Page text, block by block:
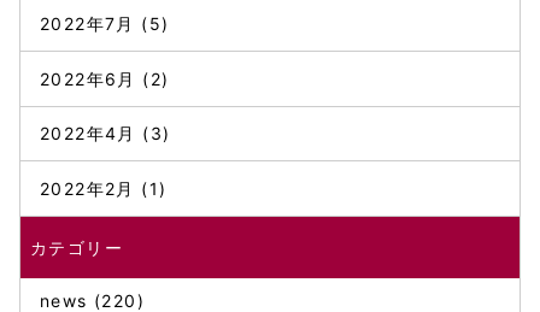
2022年7月 (5)
2022年6月 (2)
2022年4月 (3)
2022年2月 (1)
カテゴリー
news (220)